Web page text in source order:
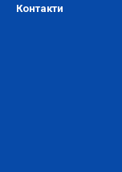
Контакти